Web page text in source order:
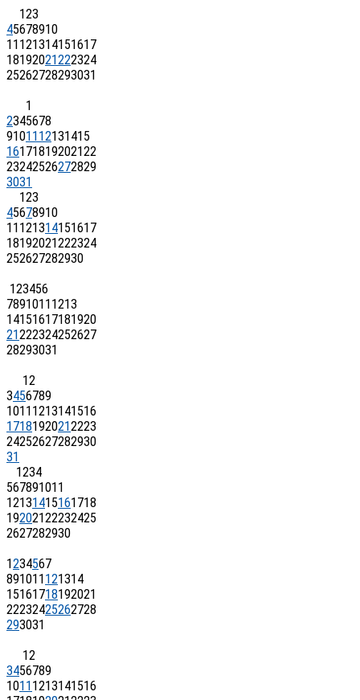
123
45678910
11 121314151617
18192021222324
25262728293031
1
2345678
91011 12131415
16171819202122
23242526272829
3031
123
45678910
11 121314151617
18192021222324
252627282930
123456
7891011 1213
14151617181920
21222324252627
28293031
12
3456789
1011 1213141516
17181920212223
24252627282930
31
1234
567891011
12131415161718
19202122232425
2627282930
1234567
891011 121314
15161718192021
22232425262728
293031
12
3456789
1011 1213141516